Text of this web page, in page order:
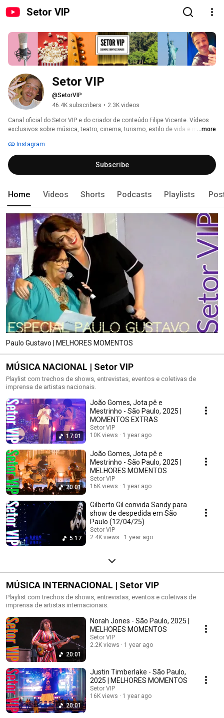
Setor VIP
Setor VIP
@SetorVIP
46.4K subscribers • 2.3K videos
Canal oficial do Setor VIP e do criador de conteúdo Filipe Vicente. Vídeos
exclusivos sobre música, teatro, cinema, turismo, estilo de vida e muito
...more
Instagram
Subscribe
Home Videos Shorts Podcasts Playlists
Paulo Gustavo | MELHORES MOMENTOS
MÚSICA NACIONAL | Setor VIP
Playlist com trechos de shows, entrevistas, eventos e coletivas de
imprensa de artistas nacionais.
17:01
João Gomes, Jota.pê e
Mestrinho - São Paulo, 2025 |
MOMENTOS EXTRAS
Setor VIP
10K views
1 year ago
20:01
João Gomes, Jota.pê e
Mestrinho - São Paulo, 2025 |
MELHORES MOMENTOS
Setor VIP
16K views
1 year ago
5:17
Gilberto Gil convida Sandy para
show de despedida em São
Paulo (12/04/25)
Setor VIP
2.4K views
1 year ago
MÚSICA INTERNACIONAL | Setor VIP
Playlist com trechos de shows, entrevistas, eventos e coletivas de
imprensa de artistas internacionais.
20:01
Norah Jones - São Paulo, 2025 |
MELHORES MOMENTOS
Setor VIP
2.2K views
1 year ago
20:01
Justin Timberlake - São Paulo,
2025 | MELHORES MOMENTOS
Setor VIP
16K views
1 year ago